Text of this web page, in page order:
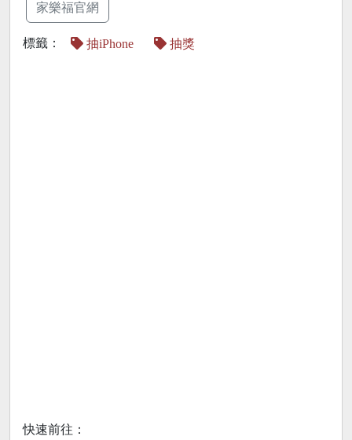
家樂福官網
標籤： 抽iPhone 抽獎
快速前往：